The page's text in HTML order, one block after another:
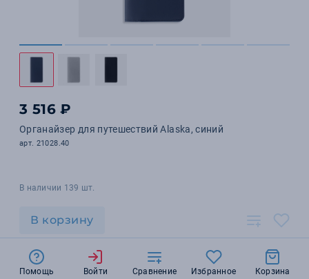
3 516 ₽
Органайзер для путешествий Alaska, синий
арт. 21028.40
В наличии 139 шт.
В корзину
Помощь Войти Сравнение Избранное Корзина